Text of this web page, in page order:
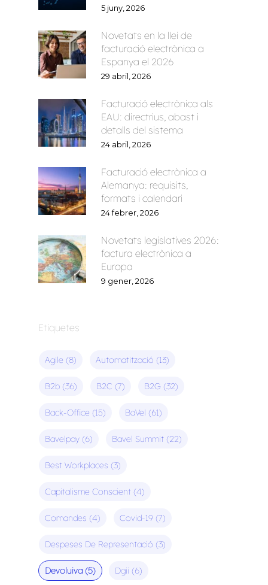
5 juny, 2026
Novetats en la llei de
facturació electrònica a
Espanya el 2026
29 abril, 2026
Facturació electrònica als
EAU: directrius, abast i
detalls del sistema
24 abril, 2026
Facturació electrònica a
Alemanya: requisits,
formats i calendari
24 febrer, 2026
Novetats legislatives 2026:
factura electrònica a
Europa
9 gener, 2026
Etiquetes
Agile (8) Automatització (13)
B2b (36) B2C (7) B2G (32)
Back-Office (15) BaVel (61)
Bavelpay (6) Bavel Summit (22)
Best Workplaces (3)
Capitalisme Conscient (4)
Comandes (4) Covid-19 (7)
Despeses De Representació (3)
Devoluiva (5) Dgii (6)
EN